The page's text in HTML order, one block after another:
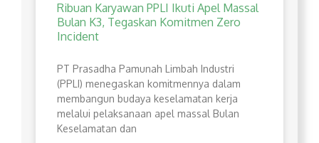
Ribuan Karyawan PPLI Ikuti Apel Massal
Bulan K3, Tegaskan Komitmen Zero
Incident
PT Prasadha Pamunah Limbah Industri
(PPLI) menegaskan komitmennya dalam
membangun budaya keselamatan kerja
melalui pelaksanaan apel massal Bulan
Keselamatan dan